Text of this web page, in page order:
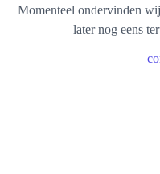
Momenteel ondervinden
later nog eens